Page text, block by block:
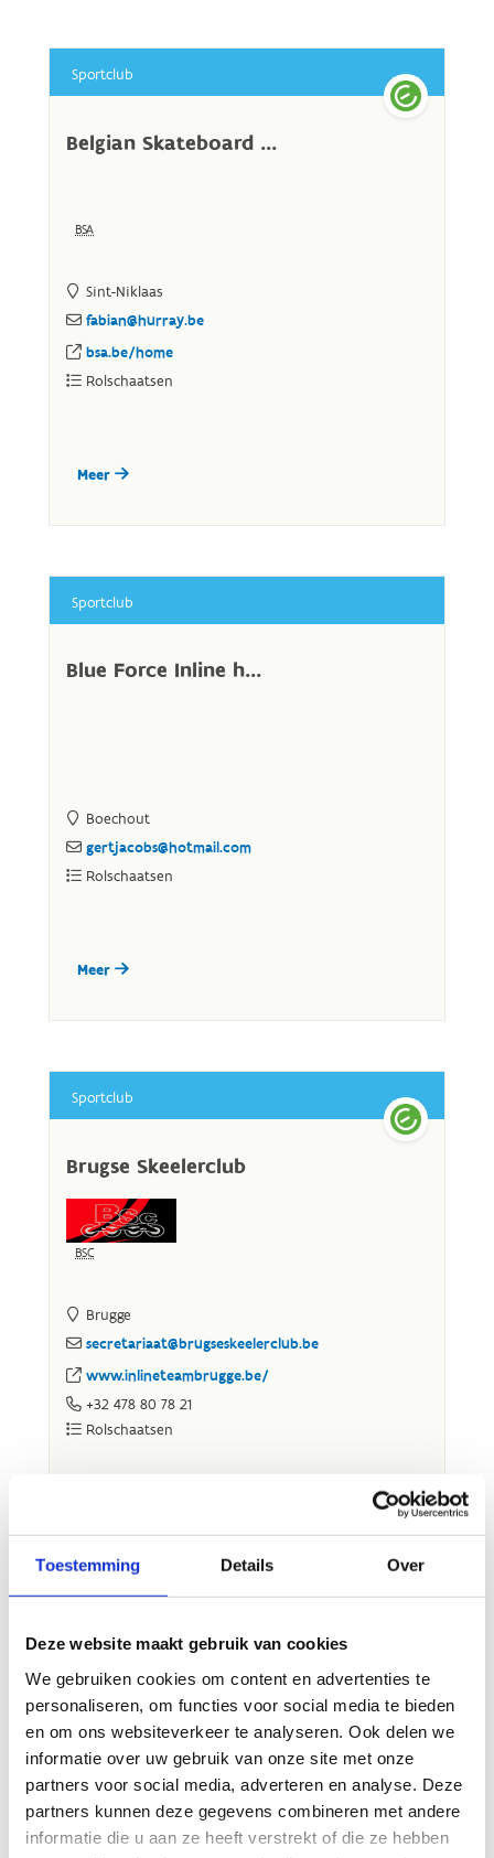
Toestemming Details Over
Deze website maakt gebruik van cookies
We gebruiken cookies om content en advertenties te
personaliseren, om functies voor social media te bieden
en om ons websiteverkeer te analyseren. Ook delen we
informatie over uw gebruik van onze site met onze
partners voor social media, adverteren en analyse. Deze
partners kunnen deze gegevens combineren met andere
informatie die u aan ze heeft verstrekt of die ze hebben